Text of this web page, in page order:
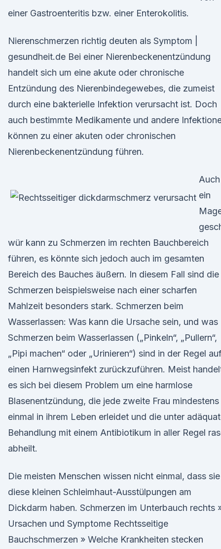
einer Gastroenteritis bzw. einer Enterokolitis.
Nierenschmerzen richtig deuten als Symptom |
gesundheit.de Bei einer Nierenbeckenentzündung
handelt sich um eine akute oder chronische
Entzündung des Nierenbindegewebes, die zumeist
durch eine bakterielle Infektion verursacht ist. Doch
auch bestimmte Medikamente und andere
können zu einer akuten oder chronischen
Nierenbeckenentzündung führen.
Auch
ein
wür kann zu Schmerzen im rechten Bauchbereich
führen, es könnte sich jedoch auch im gesamten
Bereich des Bauches äußern. In diesem Fall sind die
Schmerzen beispielsweise nach einer scharfen
Mahlzeit besonders stark. Schmerzen beim
Wasserlassen: Was kann die Ursache sein, und was
Schmerzen beim Wasserlassen („Pinkeln“, „Pullern“,
„Pipi machen“ oder „Urinieren“) sind in der Regel
einen Harnwegsinfekt zurückzuführen. Meist
es sich bei diesem Problem um eine harmlose
Blasenentzündung, die jede zweite Frau mindestens
einmal in ihrem Leben erleidet und die unter
Behandlung mit einem Antibiotikum in aller Regel
abheilt.
Die meisten Menschen wissen nicht einmal, dass sie
diese kleinen Schleimhaut-Ausstülpungen am
Dickdarm haben. Schmerzen im Unterbauch rechts
Ursachen und Symptome Rechtsseitige
Bauchschmerzen » Welche Krankheiten stecken